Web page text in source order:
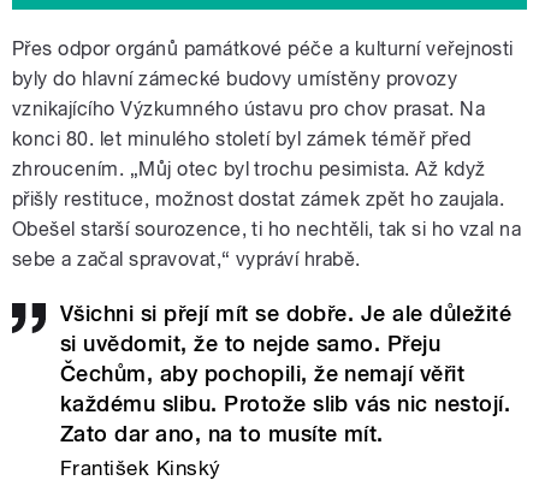
Přes odpor orgánů památkové péče a kulturní veřejnosti
byly do hlavní zámecké budovy umístěny provozy
vznikajícího Výzkumného ústavu pro chov prasat. Na
konci 80. let minulého století byl zámek téměř před
zhroucením. „Můj otec byl trochu pesimista. Až když
přišly restituce, možnost dostat zámek zpět ho zaujala.
Obešel starší sourozence, ti ho nechtěli, tak si ho vzal na
sebe a začal spravovat,“ vypráví hrabě.
Všichni si přejí mít se dobře. Je ale důležité
si uvědomit, že to nejde samo. Přeju
Čechům, aby pochopili, že nemají věřit
každému slibu. Protože slib vás nic nestojí.
Zato dar ano, na to musíte mít.
František Kinský